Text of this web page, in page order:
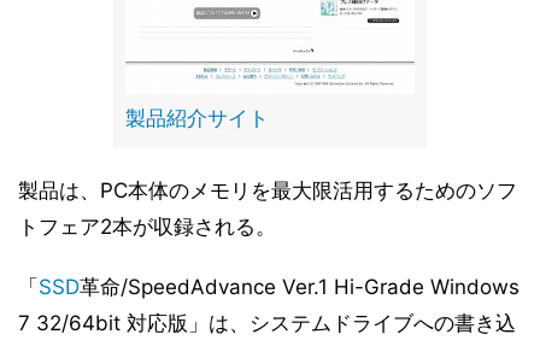
製品紹介サイト
製品は、PC本体のメモリを最大限活用するためのソフ
トフェア2本が収録される。
「 SSD革命/SpeedAdvance Ver.1 Hi-Grade Windows
7 32/64bit 対応版」は、システムドライブへの書き込